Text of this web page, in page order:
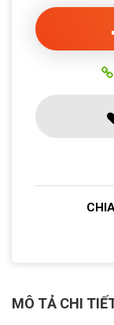
MÔ TẢ CHI